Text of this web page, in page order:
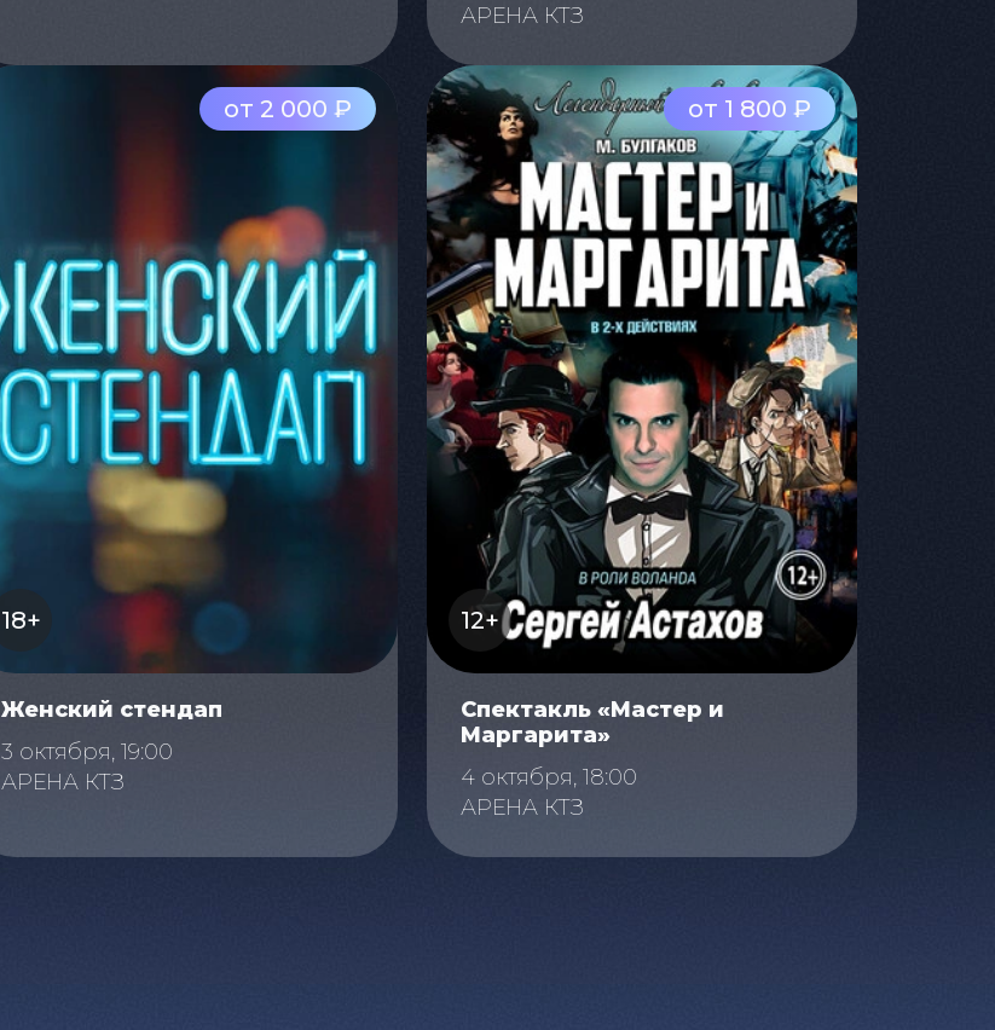
АРЕНА КТЗ
от 2 000 ₽
18+
Женский стендап
3 октября, 19:00
АРЕНА КТЗ
от 1 800 ₽
12+
Спектакль «Мастер и
Маргарита»
4 октября, 18:00
АРЕНА КТЗ